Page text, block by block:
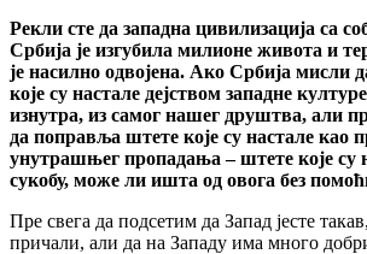
Рекли сте да западна цивилизација са
Србија је изгубила милионе живота и
је насилно одвојена. Ако Србија мисли
које су настале дејством западне
изнутра, из самог нашег друштва, али
да поправља штете које су настале као
унутрашњег пропадања – штете које су
сукобу, може ли ишта од овога без
Пре свега да подсетим да Запад јесте
причали, али да на Западу има много